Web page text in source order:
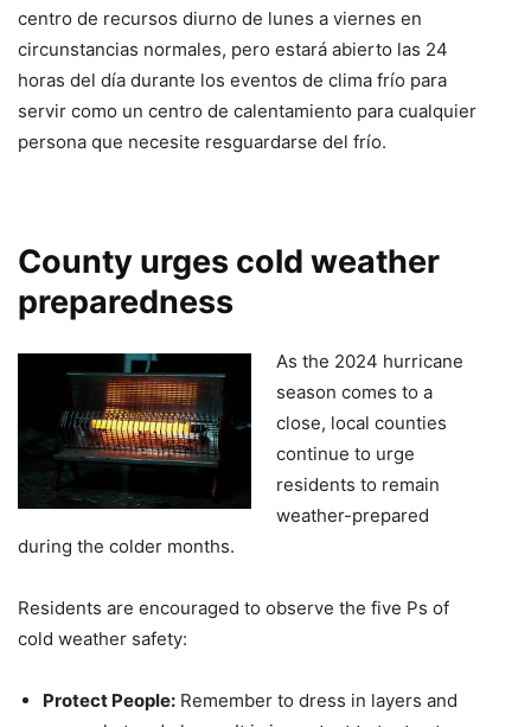
centro de recursos diurno de lunes a viernes en
circunstancias normales, pero estará abierto las 24
horas del día durante los eventos de clima frío para
servir como un centro de calentamiento para cualquier
persona que necesite resguardarse del frío.
County urges cold weather
preparedness
As the 2024 hurricane
season comes to a
close, local counties
continue to urge
residents to remain
weather-prepared
during the colder months.
Residents are encouraged to observe the five Ps of
cold weather safety:
Protect People: Remember to dress in layers and